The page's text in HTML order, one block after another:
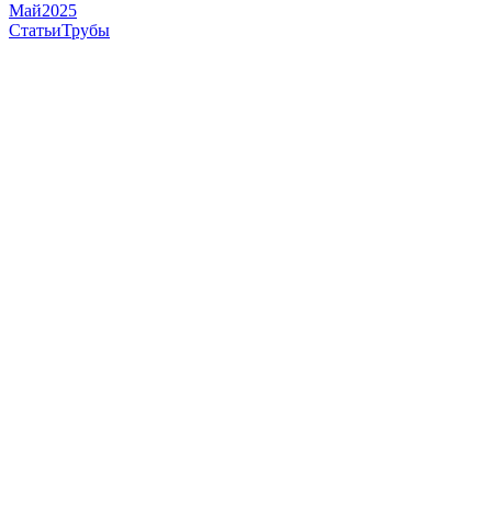
Май2025
СтатьиТрубы